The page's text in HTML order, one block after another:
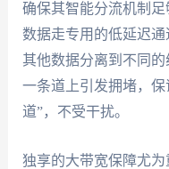
确保其智能分流机制
数据走专用的低延迟
其他数据分离到不同
一条道上引发拥堵，
道”，不受干扰。
独享的大带宽保障尤